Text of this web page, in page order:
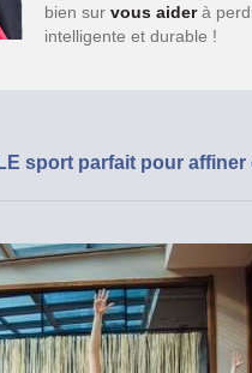
bien sur vous aiderà
intelligente et durable !
sport parfait pour